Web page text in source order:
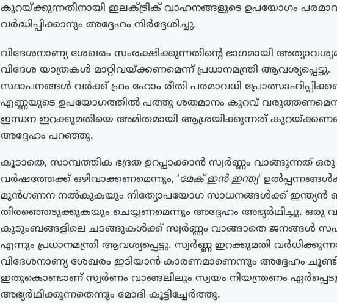
കുറയ്ക്കുന്നതിനായി ഇലക്ട്രിക് വാഹനങ്ങളുടെ ഉപയോഗം
വർദ്ധിപ്പിക്കാനും അദ്ദേഹം നിർദ്ദേശിച്ചു.
വിദേശനാണ്യ ശേഖരം സംരക്ഷിക്കുന്നതിന്റെ ഭാഗമായി
വിദേശ യാത്രകൾ മാറ്റിവയ്ക്കണമെന്ന് പ്രധാനമന്ത്രി ആവശ്യപ്പെട്ടു.
സ്ഥാപനങ്ങൾ വർക്ക് ഫ്രം ഹോം രീതി പരമാവധി
എണ്ണയുടെ ഉപയോഗത്തിൽ പത്തു ശതമാനം കുറവ്
ഇന്ധന ഇറക്കുമതിയെ അമിതമായി ആശ്രയിക്കുന്നത്
അദ്ദേഹം പറഞ്ഞു.
കൂടാതെ, സാമ്പത്തിക ഭദ്രത ഉറപ്പാക്കാൻ സ്വർണ്ണം വാങ്ങുന്നത് ഒരു
വർഷത്തേക്ക് ഒഴിവാക്കണമെന്നും, ‘മേക് ഇൻ ഇന്ത്യ‘
മുൻഗണന നൽകുകയും നിത്യോപയോഗ സാധനങ്ങൾക്ക്
തിരഞ്ഞെടുക്കുകയും ചെയ്യണമെന്നും അദ്ദേഹം അഭ്യർഥിച്ചു. ഒരു
കുടുംബങ്ങളിലെ ചടങ്ങുകൾക്ക് സ്വർണ്ണം വാങ്ങാതെ ജനങ്ങൾ
എന്നും പ്രധാനമന്ത്രി ആവശ്യപ്പെട്ടു. സ്വർണ്ണ ഇറക്കുമതി
വിദേശനാണ്യ ശേഖരം ഇടിയാൻ കാരണമാണെന്നും അദ്ദേഹം
ഇതുകൊണ്ടാണ് സ്വർണം വാങ്ങലിലും സ്വയം നിയന്ത്രണം
അഭ്യർഥിക്കുന്നതെന്നും മോദി കൂട്ടിച്ചേർത്തു.